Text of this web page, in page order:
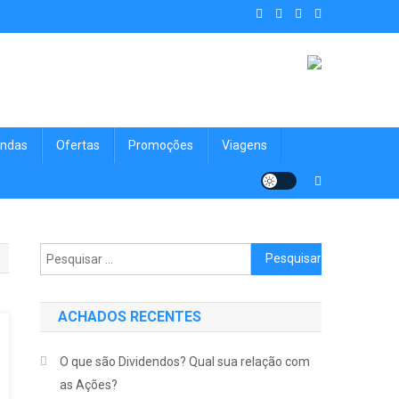
Ofertas Promoções Viagens
Pesquisar por:
ACHADOS RECENTES
O que são Dividendos? Qual sua relação com
as Ações?